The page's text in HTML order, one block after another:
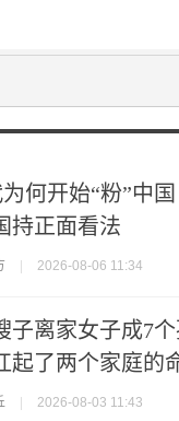
何开始“粉”中
持正面看法
2026-08-06 11:34
子离家女子成7
起了两个家庭的
2026-08-03 11:43